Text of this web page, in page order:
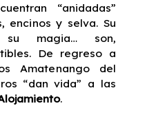
“anidadas”
encinos y selva. Su
magia… son,
De regreso a
Amatenango del
“dan vida” a las
.